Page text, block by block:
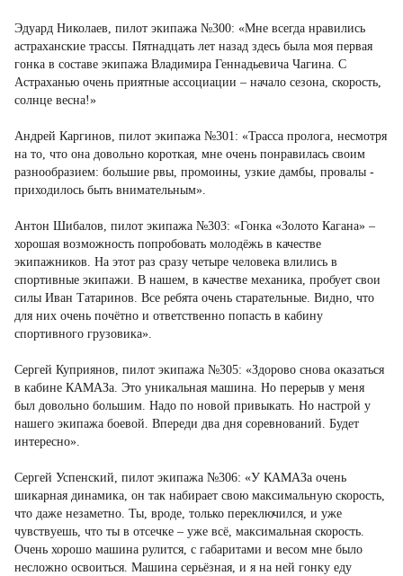
Эдуард Николаев, пилот экипажа №300: «Мне всегда нравились
астраханские трассы. Пятнадцать лет назад здесь была моя первая
гонка в составе экипажа Владимира Геннадьевича Чагина. С
Астраханью очень приятные ассоциации – начало сезона, скорость,
солнце весна!»
Андрей Каргинов, пилот экипажа №301: «Трасса пролога, несмотря
на то, что она довольно короткая, мне очень понравилась своим
разнообразием: большие рвы, промоины, узкие дамбы, провалы -
приходилось быть внимательным».
Антон Шибалов, пилот экипажа №303: «Гонка «Золото Кагана» –
хорошая возможность попробовать молодёжь в качестве
экипажников. На этот раз сразу четыре человека влились в
спортивные экипажи. В нашем, в качестве механика, пробует свои
силы Иван Татаринов. Все ребята очень старательные. Видно, что
для них очень почётно и ответственно попасть в кабину
спортивного грузовика».
Сергей Куприянов, пилот экипажа №305: «Здорово снова оказаться
в кабине КАМАЗа. Это уникальная машина. Но перерыв у меня
был довольно большим. Надо по новой привыкать. Но настрой у
нашего экипажа боевой. Впереди два дня соревнований. Будет
интересно».
Сергей Успенский, пилот экипажа №306: «У КАМАЗа очень
шикарная динамика, он так набирает свою максимальную скорость,
что даже незаметно. Ты, вроде, только переключился, и уже
чувствуешь, что ты в отсечке – уже всё, максимальная скорость.
Очень хорошо машина рулится, с габаритами и весом мне было
несложно освоиться. Машина серьёзная, и я на ней гонку еду